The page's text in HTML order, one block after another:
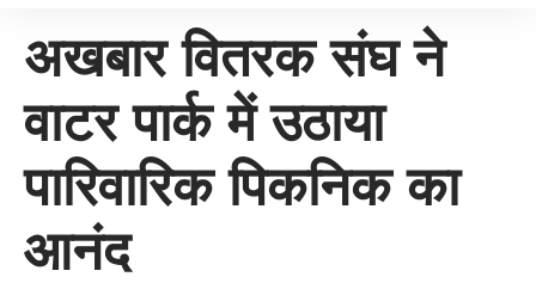
अखबार वितरक संघ ने
वाटर पार्क में उठाया
पारिवारिक पिकनिक का
आनंद